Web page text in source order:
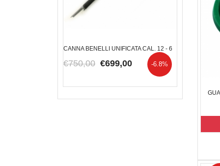
CANNA BENELLI UNIFICATA CAL. 12 - 6
-6.8%
€750,00 €699,00
RUOTONE